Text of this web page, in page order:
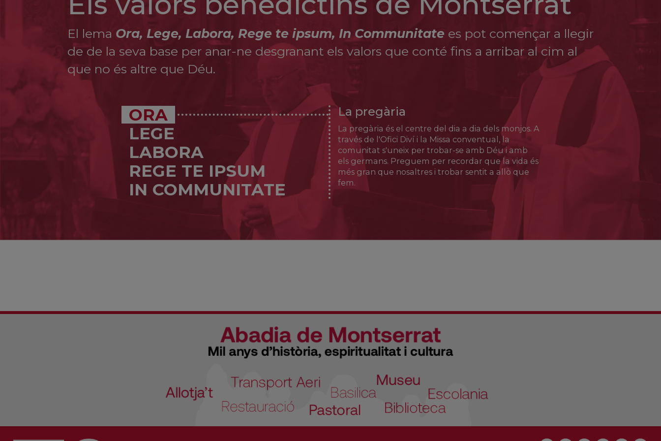
El lema Ora, Lege, Labora, Rege te ipsum, In Communitate es pot començar a llegir
de de la seva base per anar-ne desgranant els valors que conté fins a arribar al cim al
que no és altre que Déu.
ORA
LEGE
LABORA
REGE TE IPSUM
IN COMMUNITATE
La pregària
La pregària és el centre del dia a dia dels monjos. A
través de l'Ofici Diví i la Missa conventual, la
comunitat s'uneix per trobar-se amb Déu i amb
els germans. Preguem per recordar que la vida és
més gran que nosaltres i trobar sentit a allò que
fem.